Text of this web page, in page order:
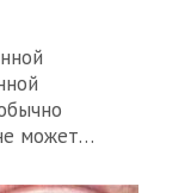
может…